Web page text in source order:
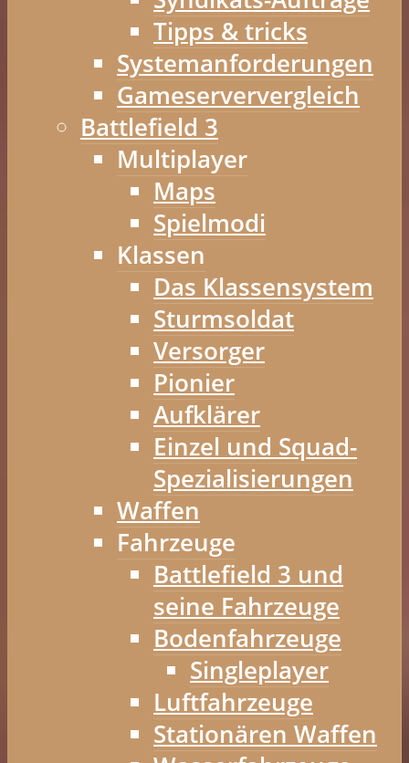
Tipps & tricks
Systemanforderungen
Gameserververgleich
Battlefield 3
Multiplayer
Maps
Spielmodi
Klassen
Das Klassensystem
Sturmsoldat
Versorger
Pionier
Aufklärer
Einzel und Squad-
Spezialisierungen
Waffen
Fahrzeuge
Battlefield 3 und
seine Fahrzeuge
Bodenfahrzeuge
Singleplayer
Luftfahrzeuge
Stationären Waffen